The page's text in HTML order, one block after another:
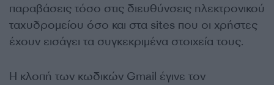
παραβάσεις τόσο στις διευθύνσεις ηλεκτρονικού
ταχυδρομείου όσο και στα sites που οι χρήστες
έχουν εισάγει τα συγκεκριμένα στοιχεία τους.
Η κλοπή των κωδικών Gmail έγινε τον